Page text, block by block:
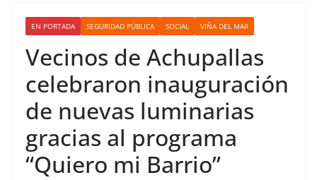
EN PORTADA SEGURIDAD PÚBLICA SOCIAL VIÑA DEL MAR
Vecinos de Achupallas
celebraron inauguración
de nuevas luminarias
gracias al programa
“Quiero mi Barrio”